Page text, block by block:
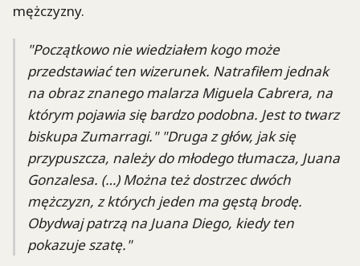
mężczyzny.
"Początkowo nie wiedziałem kogo może
przedstawiać ten wizerunek. Natrafiłem jednak
na obraz znanego malarza Miguela Cabrera, na
którym pojawia się bardzo podobna. Jest to twarz
biskupa Zumarragi." "Druga z głów, jak się
przypuszcza, należy do młodego tłumacza, Juana
Gonzalesa. (…) Można też dostrzec dwóch
mężczyzn, z których jeden ma gęstą brodę.
Obydwaj patrzą na Juana Diego, kiedy ten
pokazuje szatę."